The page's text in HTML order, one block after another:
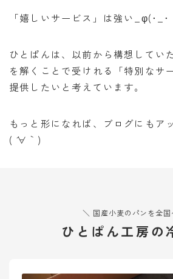
「嬉しいサービス」は強い_φ(･_･
ひとぱんは、以前から構想してい
を解くことで受けれる「特別なサ
提供したいと考えています。
もっと形になれば、ブログにもア
( ´∀｀)
＼ 国産小麦のパンを全国
ひとぱん工房の